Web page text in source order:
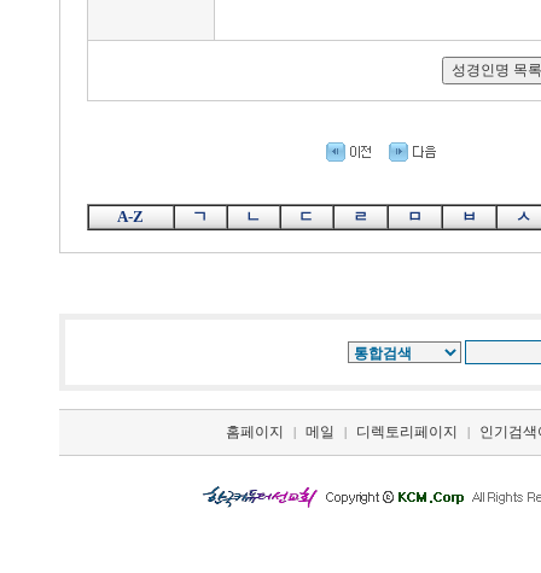
A-Z ㄱ ㄴ ㄷ ㄹ ㅁ ㅂ ㅅ
홈페이지 | 메일 | 디렉토리페이지 | 인기검색